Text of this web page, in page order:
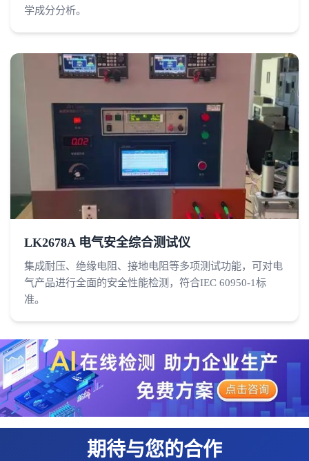
学成分分析。
LK2678A 电气安全综合测试仪
集成耐压、绝缘电阻、接地电阻等多项测试功能，可对电
气产品进行全面的安全性能检测，符合IEC 60950-1标
准。
期待与您的合作